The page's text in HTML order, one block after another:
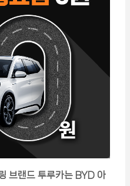
브랜드 투루카는 BYD 아